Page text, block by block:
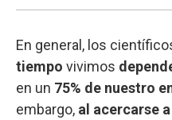
En general, los
tiempo vivimos
en un 75% de nuestro
embargo, al acercarse